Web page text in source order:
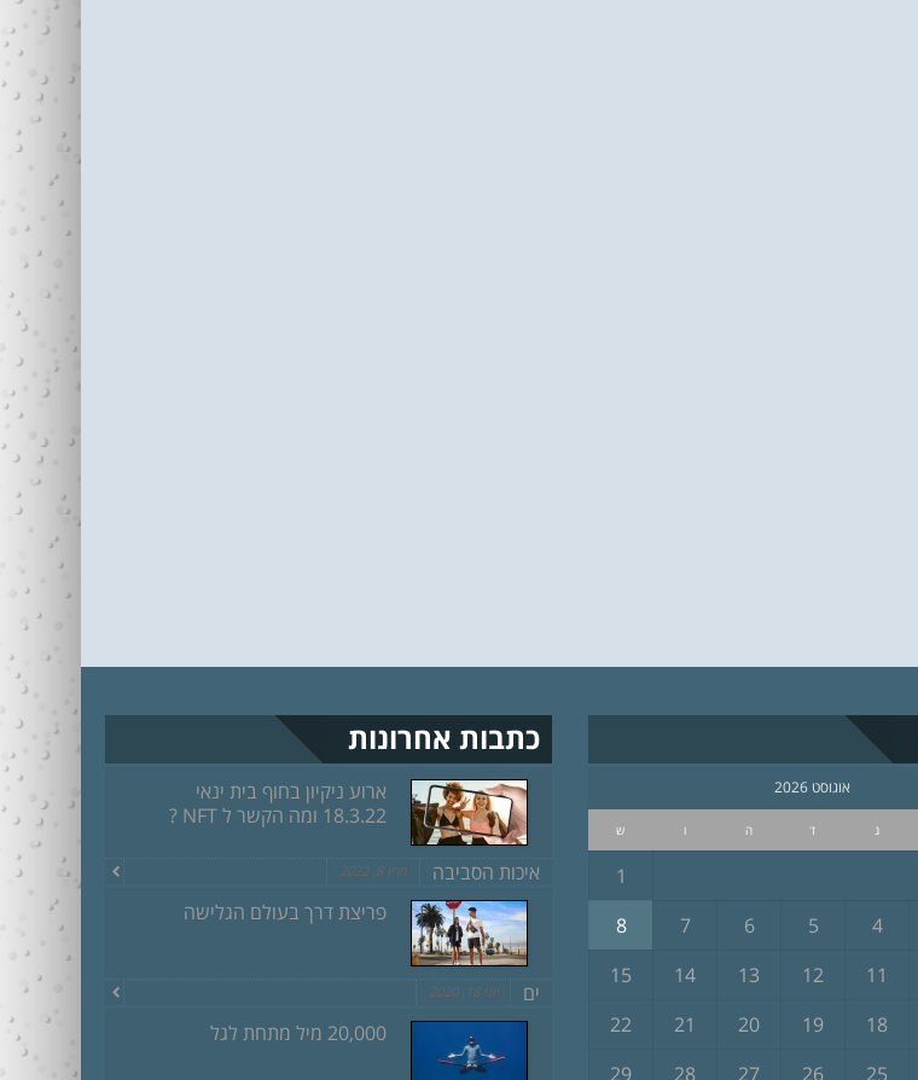
אוגוסט 2026
ג ד ה ו ש
1
4
5
6
7
8
11
12
13
14
15
18
19
20
21
22
25
26
27
28
29
כתבות אחרונות
ארוע ניקיון בחוף בית ינאי
18.3.22 ומה הקשר ל NFT ?
איכות הסביבה מרץ 8, 2022
פריצת דרך בעולם הגלישה
ים יוני 18, 2020
20,000 מיל מתחת לגל